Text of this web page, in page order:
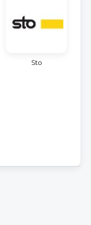
Sto